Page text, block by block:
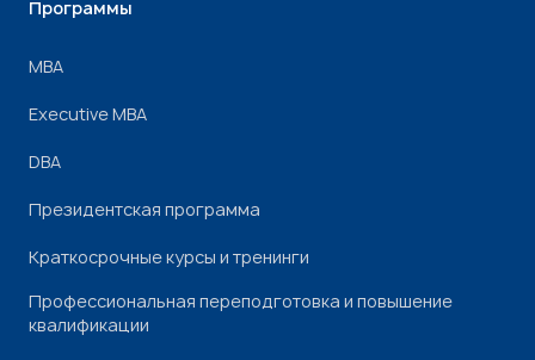
Программы
МВА
Executive MBA
DBA
Президентская программа
Краткосрочные курсы и тренинги
Профессиональная переподготовка и повышение
квалификации